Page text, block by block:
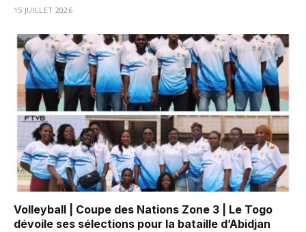
15 JUILLET 2026
Volleyball | Coupe des Nations Zone 3 | Le Togo
dévoile ses sélections pour la bataille d’Abidjan